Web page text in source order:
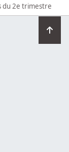
du 2e trimestre
en